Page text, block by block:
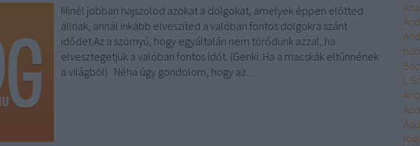
Minél jobban hajszolod azokat a dolgokat, amelyek éppen előtted
állnak, annál inkább elveszíted a valóban fontos dolgokra szánt
idődet.Az a szörnyű, hogy egyáltalán nem törődünk azzal, ha
elvesztegetjük a valóban fontos időt. (Genki: Ha a macskák eltűnnének
a világból) Néha úgy gondolom, hogy az…